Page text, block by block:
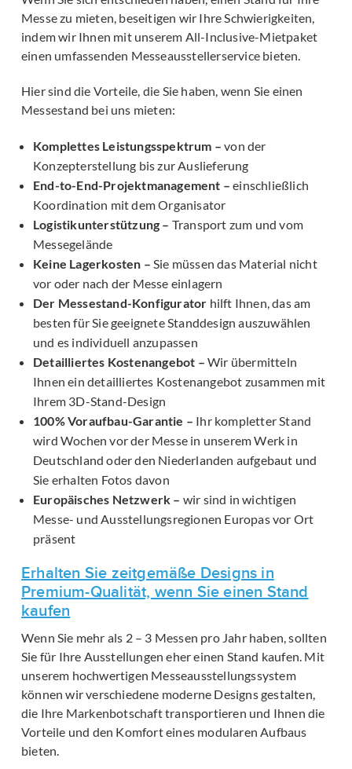
Messe zu mieten, beseitigen wir Ihre Schwierigkeiten,
indem wir Ihnen mit unserem All-Inclusive-Mietpaket
einen umfassenden Messeausstellerservice bieten.
Hier sind die Vorteile, die Sie haben, wenn Sie einen
Messestand bei uns mieten:
Komplettes Leistungsspektrum – von der
Konzepterstellung bis zur Auslieferung
End-to-End-Projektmanagement – einschließlich
Koordination mit dem Organisator
Logistikunterstützung – Transport zum und vom
Messegelände
Keine Lagerkosten – Sie müssen das Material nicht
vor oder nach der Messe einlagern
Der Messestand-Konfigurator hilft Ihnen, das am
besten für Sie geeignete Standdesign auszuwählen
und es individuell anzupassen
Detailliertes Kostenangebot – Wir übermitteln
Ihnen ein detailliertes Kostenangebot zusammen mit
Ihrem 3D-Stand-Design
100% Voraufbau-Garantie – Ihr kompletter Stand
wird Wochen vor der Messe in unserem Werk in
Deutschland oder den Niederlanden aufgebaut und
Sie erhalten Fotos davon
Europäisches Netzwerk – wir sind in wichtigen
Messe- und Ausstellungsregionen Europas vor Ort
präsent
Erhalten Sie zeitgemäße Designs in
Premium-Qualität, wenn Sie einen Stand
kaufen
Wenn Sie mehr als 2 – 3 Messen pro Jahr haben, sollten
Sie für Ihre Ausstellungen eher einen Stand kaufen. Mit
unserem hochwertigen Messeausstellungssystem
können wir verschiedene moderne Designs gestalten,
die Ihre Markenbotschaft transportieren und Ihnen die
Vorteile und den Komfort eines modularen Aufbaus
bieten.